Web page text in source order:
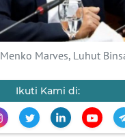
Marves, Luhut
Ikuti Kami di: